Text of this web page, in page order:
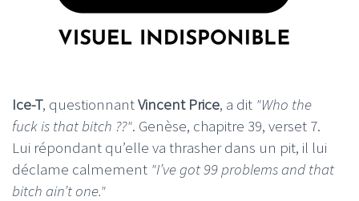
Ice-T, questionnantVincent Price, a dit "Who the
fuck is that bitch ??". Genèse, chapitre 39, verset 7.
Lui répondant qu’elle va thrasher dans un pit, il lui
déclame calmement "I’ve got 99 problems and that
bitch ain’t one."